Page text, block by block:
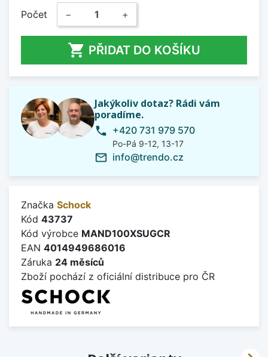
Počet − +
 PŘIDAT DO KOŠÍKU
Jakýkoliv dotaz? Rádi vám
poradíme.
phone +420 731 979 570
Po-Pá 9-12, 13-17
mail_outline info@trendo.cz
Značka Schock
Kód 43737
Kód výrobce MAND100XSUGCR
EAN 4014949686016
Záruka 24 měsíců
Zboží pochází z oficiální distribuce pro ČR